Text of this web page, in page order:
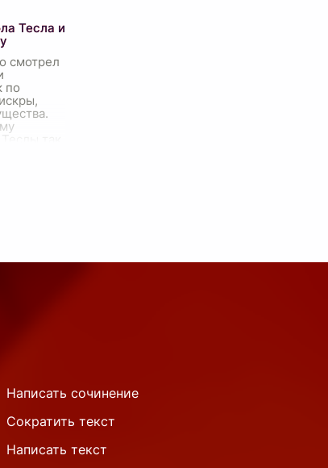
на
Тесла и
смотрел
по
Он
Написать сочинение
Сократить текст
Написать текст